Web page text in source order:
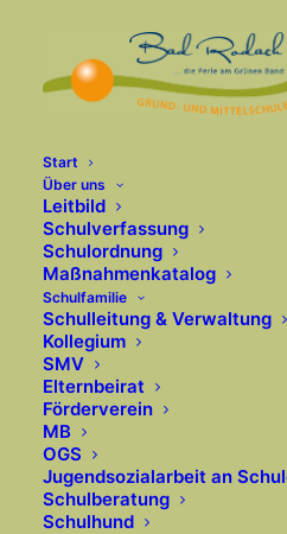
Start
Über uns
Leitbild
Schulverfassung
Schulordnung
Maßnahmenkatalog
Schulfamilie
Schulleitung & Verwaltung
Kollegium
SMV
Elternbeirat
Förderverein
MB
OGS
Jugendsozialarbeit an
Schulberatung
Schulhund
Nothing
It seems we can’t find what
Perhaps searching can help.